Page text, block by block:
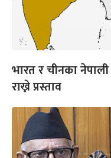
भारत र चीनका नेपाली
राख्ने प्रस्ताव